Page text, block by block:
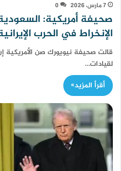
7 مارس، 2026 0
صحيفة أمريكية:
الإنخراط في الحرب
قالت صحيفة نيويورك صن
لقيادات…
أقرأ المزيد»